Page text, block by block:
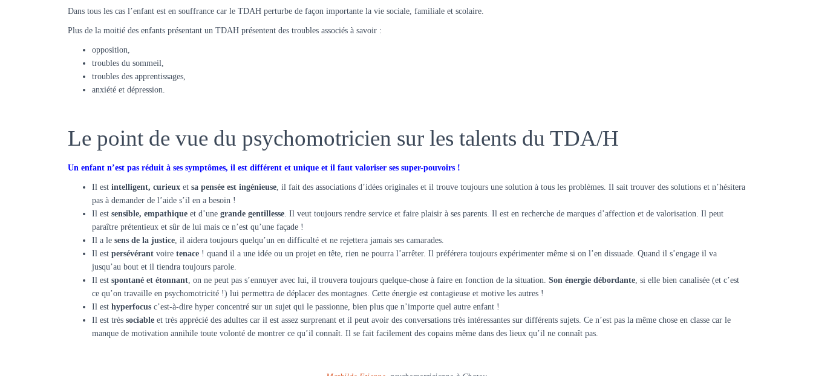
Dans tous les cas l’enfant est en souffrance car le TDAH perturbe de façon importante la vie sociale, familiale et scolaire.
Plus de la moitié des enfants présentant un TDAH présentent des troubles associés à savoir :
opposition,
troubles du sommeil,
troubles des apprentissages,
anxiété et dépression.
Le point de vue du psychomotricien sur les talents du TDA/H
Un enfant n’est pas réduit à ses symptômes, il est différent et unique et il faut valoriser ses super-pouvoirs !
Il est intelligent, curieux et sa pensée est ingénieuse, il fait des associations d’idées originales et il trouve toujours une solution à tous les problèmes. Il sait trouver des solutions et n’hésitera
pas à demander de l’aide s’il en a besoin !
Il est sensible, empathique et d’une grande gentillesse. Il veut toujours rendre service et faire plaisir à ses parents. Il est en recherche de marques d’affection et de valorisation. Il peut
paraître prétentieux et sûr de lui mais ce n’est qu’une façade !
Il a le sens de la justice, il aidera toujours quelqu’un en difficulté et ne rejettera jamais ses camarades.
Il est persévérant voire tenace ! quand il a une idée ou un projet en tête, rien ne pourra l’arrêter. Il préférera toujours expérimenter même si on l’en dissuade. Quand il s’engage il va
jusqu’au bout et il tiendra toujours parole.
Il est spontané et étonnant, on ne peut pas s’ennuyer avec lui, il trouvera toujours quelque-chose à faire en fonction de la situation. Son énergie débordante, si elle bien canalisée (et c’est
ce qu’on travaille en psychomotricité !) lui permettra de déplacer des montagnes. Cette énergie est contagieuse et motive les autres !
Il est hyperfocus c’est-à-dire hyper concentré sur un sujet qui le passionne, bien plus que n’importe quel autre enfant !
Il est très sociable et très apprécié des adultes car il est assez surprenant et il peut avoir des conversations très intéressantes sur différents sujets. Ce n’est pas la même chose en classe car le
manque de motivation annihile toute volonté de montrer ce qu’il connaît. Il se fait facilement des copains même dans des lieux qu’il ne connaît pas.